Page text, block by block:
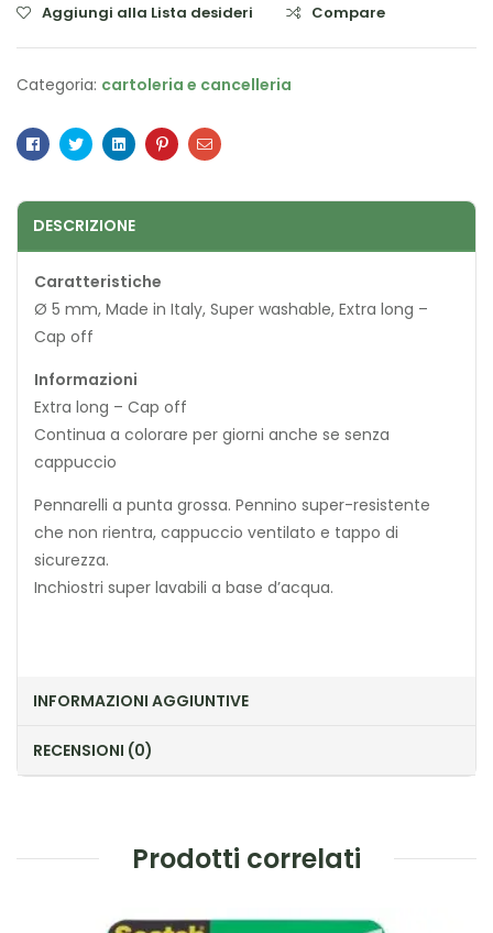
Aggiungi alla Lista desideri Compare
Categoria: cartoleria e cancelleria
Facebook
TwitterLinkedinPinterestEmail
DESCRIZIONE
Caratteristiche
Ø 5 mm, Made in Italy, Super washable, Extra long –
Cap off
Informazioni
Extra long – Cap off
Continua a colorare per giorni anche se senza
cappuccio
Pennarelli a punta grossa. Pennino super-resistente
che non rientra, cappuccio ventilato e tappo di
sicurezza.
Inchiostri super lavabili a base d’acqua.
INFORMAZIONI AGGIUNTIVE
RECENSIONI (0)
Prodotti correlati